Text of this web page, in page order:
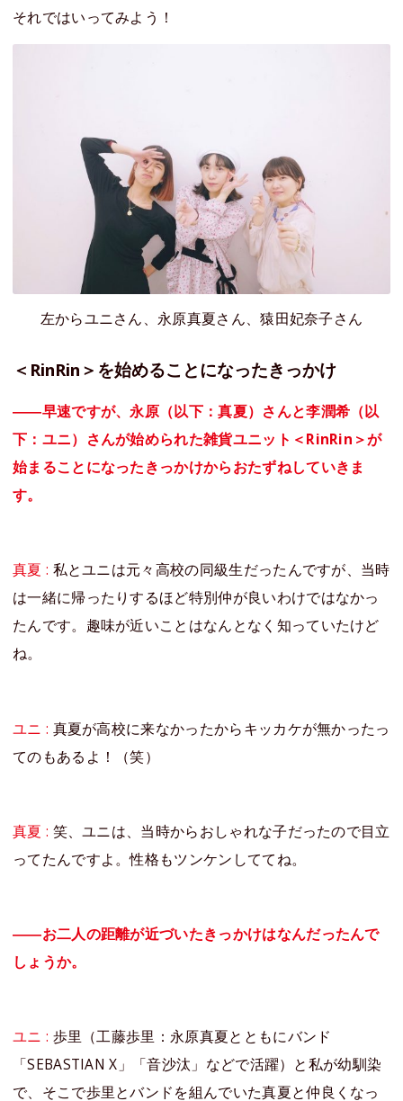
それではいってみよう！
左からユニさん、永原真夏さん、猿田妃奈子さん
＜RinRin＞を始めることになったきっかけ
――早速ですが、永原（以下：真夏）さんと李潤希（以
下：ユニ）さんが始められた雑貨ユニット＜RinRin＞が
始まることになったきっかけからおたずねしていきま
す。
真夏 : 私とユニは元々高校の同級生だったんですが、当時
は一緒に帰ったりするほど特別仲が良いわけではなかっ
たんです。趣味が近いことはなんとなく知っていたけど
ね。
ユニ : 真夏が高校に来なかったからキッカケが無かったっ
てのもあるよ！（笑）
真夏 : 笑、ユニは、当時からおしゃれな子だったので目立
ってたんですよ。性格もツンケンしててね。
――お二人の距離が近づいたきっかけはなんだったんで
しょうか。
ユニ : 歩里（工藤歩里：永原真夏とともにバンド
「SEBASTIAN X」「音沙汰」などで活躍）と私が幼馴染
で、そこで歩里とバンドを組んでいた真夏と仲良くなっ